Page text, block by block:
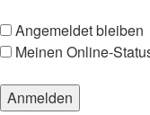
Angemeldet bleiben
Meinen Online-